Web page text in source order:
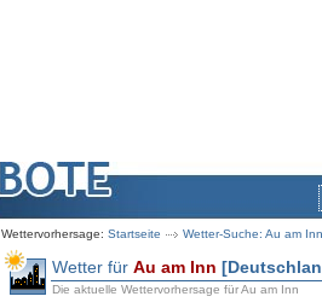
Wettervorhersage: Startseite Wetter-Suche: Au am Inn
Wetter für Au am Inn
Die aktuelle Wettervorhersage für Au am Inn